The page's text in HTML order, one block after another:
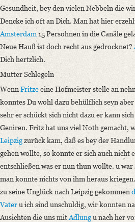
Gesundheit, bey den vielen Nebbeln die
Dencke ich oft an Dich. Man hat hier
Amsterdam 15 Persohnen in die Canäle
Neue Hauß ist doch recht aus gedrocknet?
Dich hertzlich.
Mutter Schlegeln
Wenn Fritzeeine Hofmeister stelle an
konntes Du wohl dazu behülflich seyn
sehr er schückt sich nicht dazu er kann
Geniren. Fritz hat uns viel Noth gemacht,
Leipzigzurück kam, daß es bey der
gehen wollte, so konnte er sich auch nicht
entschließen was er nun thun wollte. u war
man konnte nichts von ihm heraus
zu seine Unglück nach Leipzig gekommen
Vateru ich sind unschuldig, wir konnten
Ausichten die uns mitAdlungu nach her